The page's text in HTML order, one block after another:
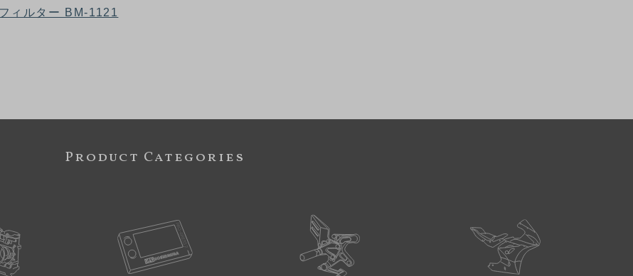
ィルター BM-1121
Product Categories